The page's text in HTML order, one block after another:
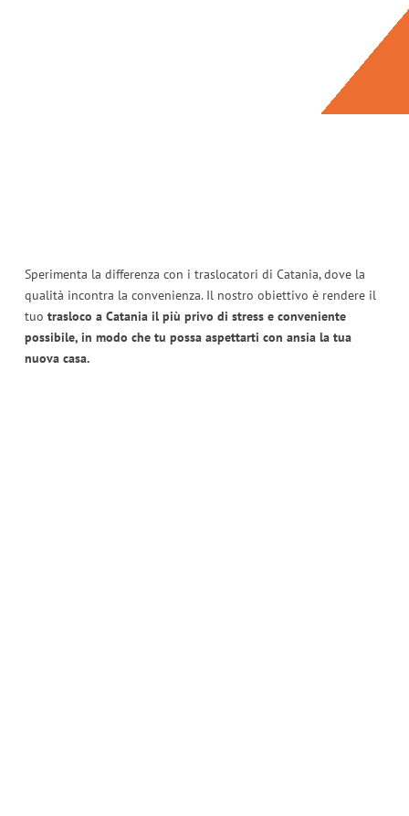
Sperimenta la differenza con i traslocatori di Catania, dove la
qualità incontra la convenienza. Il nostro obiettivo è rendere il
tuo trasloco a Catania il più privo di stress e conveniente
possibile, in modo che tu possa aspettarti con ansia la tua
nuova casa.